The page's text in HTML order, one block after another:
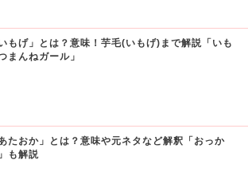
いもげ」とは？意味！芋毛(いもげ)まで解説「いも
まんねガール」
あたおか」とは？意味や元ネタなど解釈「おっか
も解説